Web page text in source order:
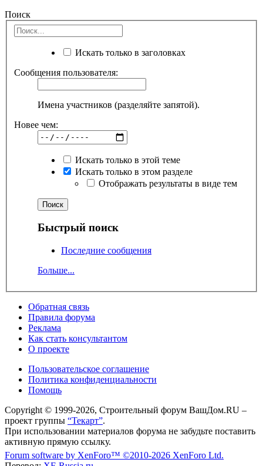
Поиск
Искать только в заголовках
Сообщения пользователя:
Имена участников (разделяйте запятой).
Новее чем:
Искать только в этой теме
Искать только в этом разделе
Отображать результаты в виде тем
Быстрый поиск
Последние сообщения
Больше...
Обратная связь
Правила форума
Реклама
Как стать консультантом
О проекте
Пользовательское соглашение
Политика конфиденциальности
Помощь
Copyright © 1999-2026, Строительный форум ВашДом.RU –
проект группы “Текарт”.
При использовании материалов форума не забудьте поставить
активную прямую ссылку.
Forum software by XenForo™ ©2010-2026 XenForo Ltd.